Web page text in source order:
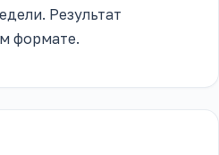
Результат
формате.